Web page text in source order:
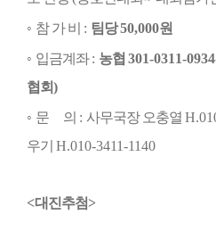
◦ 참 가 비 : 팀당50,000원
◦ 입금계좌: 농협 301-0311-
협회)
◦ 문 의 : 사무국장 오충열
우기 H.010-3411-1140
<대진추첨>